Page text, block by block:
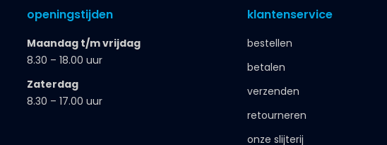
openingstijden
Maandag t/m vrijdag
8.30 – 18.00 uur
Zaterdag
8.30 – 17.00 uur
klantenservice
bestellen
betalen
verzenden
retourneren
onze slijterij